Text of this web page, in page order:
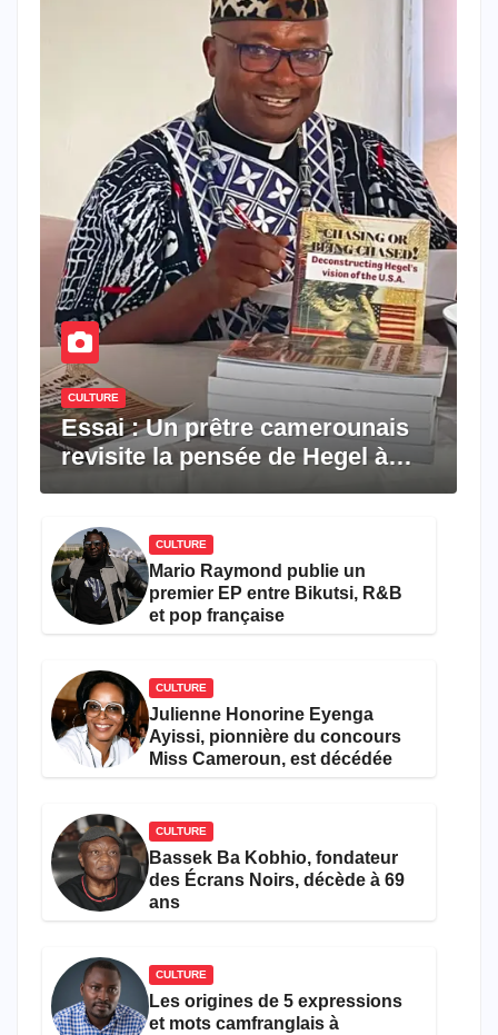
CULTURE
Essai : Un prêtre camerounais
revisite la pensée de Hegel à
CULTURE
Mario Raymond publie un
premier EP entre Bikutsi, R&B
et pop française
CULTURE
Julienne Honorine Eyenga
Ayissi, pionnière du concours
Miss Cameroun, est décédée
CULTURE
Bassek Ba Kobhio, fondateur
des Écrans Noirs, décède à 69
ans
CULTURE
Les origines de 5 expressions
et mots camfranglais à